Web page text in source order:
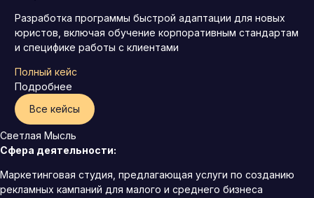
Разработка программы быстрой адаптации для новых
юристов, включая обучение корпоративным стандартам
и специфике работы с клиентами
Полный кейс
Подробнее
Все кейсы
Светлая Мысль
Сфера деятельности:
Маркетинговая студия, предлагающая услуги по созданию
рекламных кампаний для малого и среднего бизнеса